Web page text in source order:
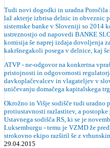
Tudi novi dogodki in uradna
laž akterje izbrisa delnic in obveznic
sistemske banke v Sloveniji so 2014
ustreznostjo od napovedi BANKE
komisija še naprej izdaja dovoljenja
kakršnegakoli posega v delnice, kaj
ATVP - ne-odgovor na konkretna
pristojnosti in odgovornosti
davkoplačevalcev in vlagateljev v
uničevanju domačega kapitalskega
Okrožno in Višje sodišče tudi uradno
protiustavnosti razlastitev, a
Ustavnega sodišča RS, ki se je
Luksemburgu - temu je VZMD že
strokovno ekipo razširil še z
29.04.2015